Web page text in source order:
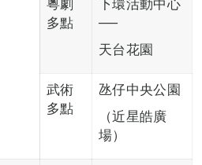
多點
──
天台花園
武術
多點
氹仔中央公園
（近星皓廣
場）